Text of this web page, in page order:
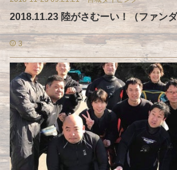
2018.11.23 陸がさむーい！（ファン
3